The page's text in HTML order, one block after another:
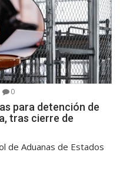
0
para detención de
tras cierre de
de Aduanas de Estados